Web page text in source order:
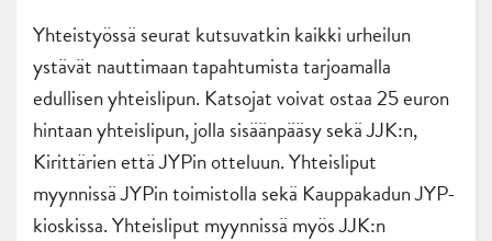
Yhteistyössä seurat kutsuvatkin kaikki urheilun
ystävät nauttimaan tapahtumista tarjoamalla
edullisen yhteislipun. Katsojat voivat ostaa 25 euron
hintaan yhteislipun, jolla sisäänpääsy sekä JJK:n,
Kirittärien että JYPin otteluun. Yhteisliput
myynnissä JYPin toimistolla sekä Kauppakadun JYP-
kioskissa. Yhteisliput myynnissä myös JJK:n